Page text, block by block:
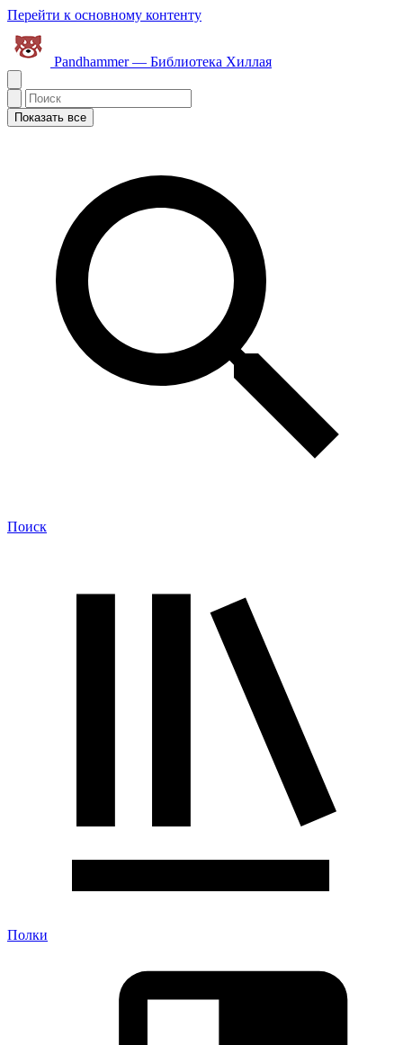
Перейти к основному контенту
Pandhammer — Библиотека Хиллая
Показать все
Поиск
Полки